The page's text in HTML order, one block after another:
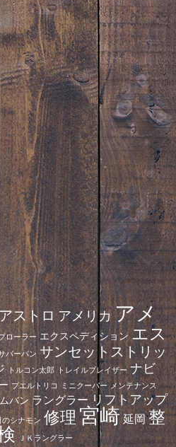
ストロアメリカアメ
ローラー エクスペディション エス
バーバン サンセットストリッ
トルコン太郎 トレイルブレイザー ナビ
プエルトリコ ミニクーパー メンテナンス
バン ラングラー リフトアップ
のシナモン 修理宮崎延岡整
ＪＫラングラー